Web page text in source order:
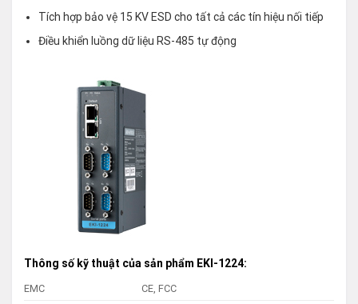
Tích hợp bảo vệ 15 KV ESD cho tất cả các tín hiệu nối tiếp
Điều khiển luồng dữ liệu RS-485 tự động
Thông số kỹ thuật của sản phẩm EKI-1224:
EMC CE, FCC